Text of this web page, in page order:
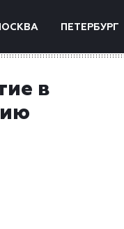
ПЕТЕРБУРГ
в